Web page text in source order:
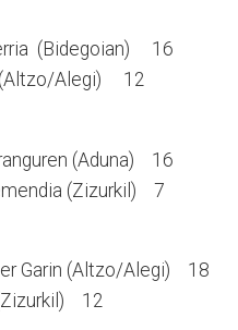
(Bidegoian) 16
(Altzo/Alegi) 12
(Aduna) 16
(Zizurkil) 7
Garin (Altzo/Alegi) 18
12